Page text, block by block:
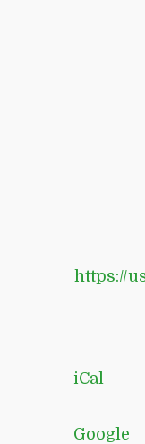
https://
iCal
Google